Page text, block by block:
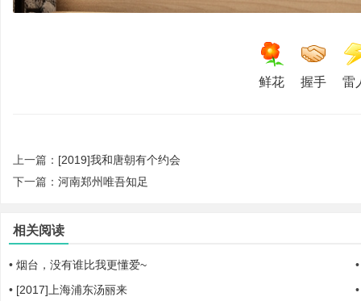
旅
鲜花 握手 雷
上一篇： [2019]我和唐朝有个约会
下一篇： 河南郑州唯吾知足
相关阅读
• 烟台，没有谁比我更懂爱~
• [2017]上海浦东汤丽来